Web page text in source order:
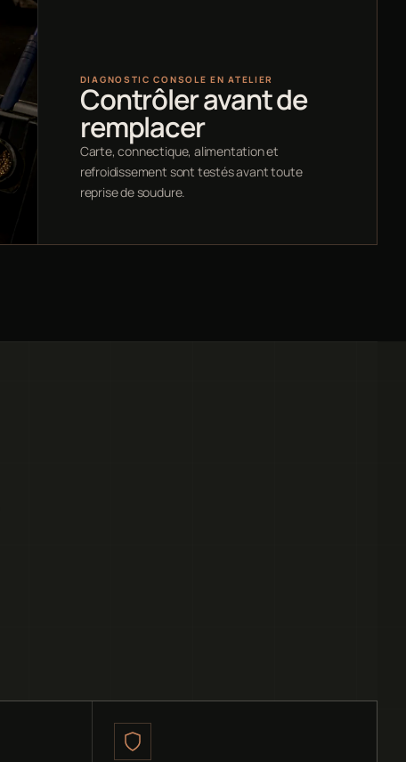
DIAGNOSTIC CONSOLE EN ATELIER
Contrôler avant de
remplacer
Carte, connectique, alimentation et
refroidissement sont testés avant toute
reprise de soudure.